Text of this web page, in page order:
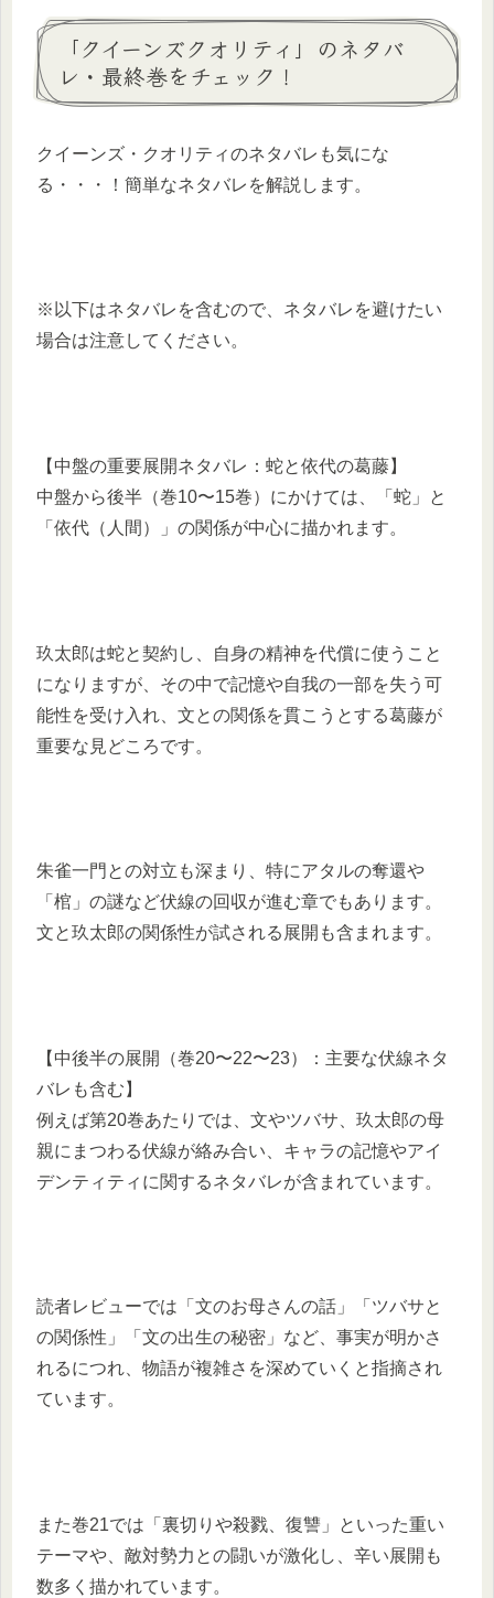
「クイーンズクオリティ」のネタバ
レ・最終巻をチェック！
クイーンズ・クオリティのネタバレも気にな
る・・・！簡単なネタバレを解説します。
※以下はネタバレを含むので、ネタバレを避けたい
場合は注意してください。
【中盤の重要展開ネタバレ：蛇と依代の葛藤】
中盤から後半（巻10〜15巻）にかけては、「蛇」と
「依代（人間）」の関係が中心に描かれます。
玖太郎は蛇と契約し、自身の精神を代償に使うこと
になりますが、その中で記憶や自我の一部を失う可
能性を受け入れ、文との関係を貫こうとする葛藤が
重要な見どころです。
朱雀一門との対立も深まり、特にアタルの奪還や
「棺」の謎など伏線の回収が進む章でもあります。
文と玖太郎の関係性が試される展開も含まれます。
【中後半の展開（巻20〜22〜23）：主要な伏線ネタ
バレも含む】
例えば第20巻あたりでは、文やツバサ、玖太郎の母
親にまつわる伏線が絡み合い、キャラの記憶やアイ
デンティティに関するネタバレが含まれています。
読者レビューでは「文のお母さんの話」「ツバサと
の関係性」「文の出生の秘密」など、事実が明かさ
れるにつれ、物語が複雑さを深めていくと指摘され
ています。
また巻21では「裏切りや殺戮、復讐」といった重い
テーマや、敵対勢力との闘いが激化し、辛い展開も
数多く描かれています。